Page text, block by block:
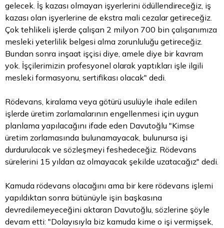
gelecek. İş kazası olmayan işyerlerini ödüllendireceğiz, iş
kazası olan işyerlerine de ekstra mali cezalar getireceğiz.
Çok tehlikeli işlerde çalışan 2 milyon 700 bin çalışanımıza
mesleki yeterlilik belgesi alma zorunluluğu getireceğiz.
Bundan sonra inşaat işçisi diye, amele diye bir kavram
yok. İşçilerimizin profesyonel olarak yaptıkları işle ilgili
mesleki formasyonu, sertifikası olacak" dedi.
Rödevans, kiralama veya götürü usulüyle ihale edilen
işlerde üretim zorlamalarının engellenmesi için uygun
planlama yapılacağını ifade eden Davutoğlu "Kimse
üretim zorlamasında bulunamayacak, bulunursa işi
durdurulacak ve sözleşmeyi feshedeceğiz. Rödevans
sürelerini 15 yıldan az olmayacak şekilde uzatacağız" dedi.
Kamuda rödevans olacağını ama bir kere rödevans işlemi
yapıldıktan sonra bütünüyle işin başkasına
devredilemeyeceğini aktaran Davutoğlu, sözlerine şöyle
devam etti: "Dolayısıyla biz kamuda kime o işi vermişsek,